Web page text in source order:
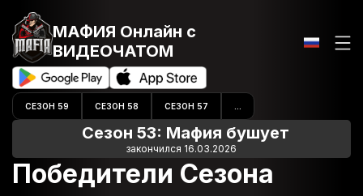
МАФИЯ Онлайн с
ВИДЕОЧАТОМ
СЕЗОН 59 СЕЗОН 58 СЕЗОН 57
Сезон 53: Мафия бушует
закончился 16.03.2026
Победители Сезона